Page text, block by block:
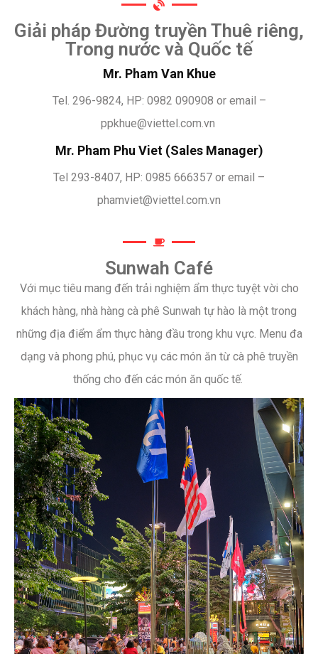
Giải pháp Đường truyền Thuê riêng,
Trong nước và Quốc tế
Mr. Pham Van Khue
Tel. 296-9824, HP: 0982 090908 or email –
ppkhue@viettel.com.vn
Mr. Pham Phu Viet (Sales Manager)
Tel 293-8407, HP: 0985 666357 or email –
phamviet@viettel.com.vn
Sunwah Café
Với mục tiêu mang đến trải nghiệm ẩm thực tuyệt vời cho
khách hàng, nhà hàng cà phê Sunwah tự hào là một trong
những địa điểm ẩm thực hàng đầu trong khu vực. Menu đa
dạng và phong phú, phục vụ các món ăn từ cà phê truyền
thống cho đến các món ăn quốc tế.